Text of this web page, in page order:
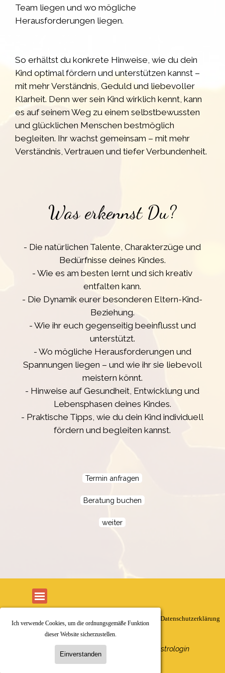
Ich verwende Cookies, um die ordnungsgemäße Funktion
dieser Website sicherzustellen.
Einverstanden
Team liegen und wo mögliche
Herausforderungen liegen.
So erhältst du konkrete Hinweise, wie du dein
Kind optimal fördern und unterstützen kannst –
mit mehr Verständnis, Geduld und liebevoller
Klarheit. Denn wer sein Kind wirklich kennt, kann
es auf seinem Weg zu einem selbstbewussten
und glücklichen Menschen bestmöglich
begleiten. Ihr wachst gemeinsam – mit mehr
Verständnis, Vertrauen und tiefer Verbundenheit.
Was erkennst Du?
- Die natürlichen Talente, Charakterzüge und
Bedürfnisse deines Kindes.
- Wie es am besten lernt und sich kreativ
entfalten kann.
- Die Dynamik eurer besonderen Eltern-Kind-
Beziehung.
- Wie ihr euch gegenseitig beeinflusst und
unterstützt.
- Wo mögliche Herausforderungen und
Spannungen liegen – und wie ihr sie liebevoll
meistern könnt.
- Hinweise auf Gesundheit, Entwicklung und
Lebensphasen deines Kindes.
- Praktische Tipps, wie du dein Kind individuell
fördern und begleiten kannst.
Termin anfragen
Beratung buchen
weiter
Menü überspringen
Karin Kruse-Harder Beratende Astrologin
Datenschutzerklärung